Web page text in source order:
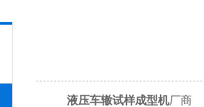
液压车辙试样成型机厂商